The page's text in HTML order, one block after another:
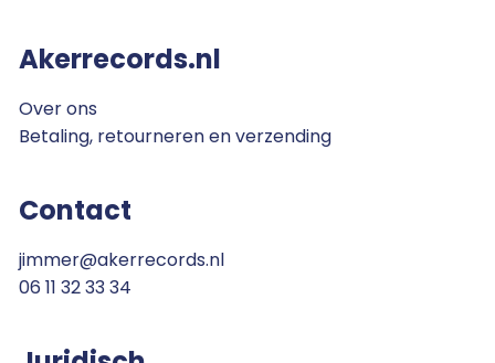
Akerrecords.nl
Over ons
Betaling, retourneren en verzending
Contact
jimmer@akerrecords.nl
06 11 32 33 34